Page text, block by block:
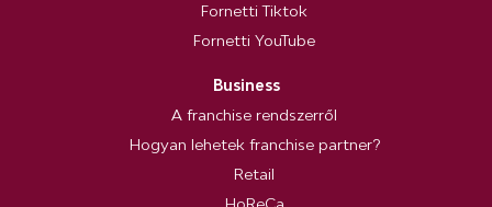
Fornetti Tiktok
Fornetti YouTube
Business
A franchise rendszerről
Hogyan lehetek franchise partner?
Retail